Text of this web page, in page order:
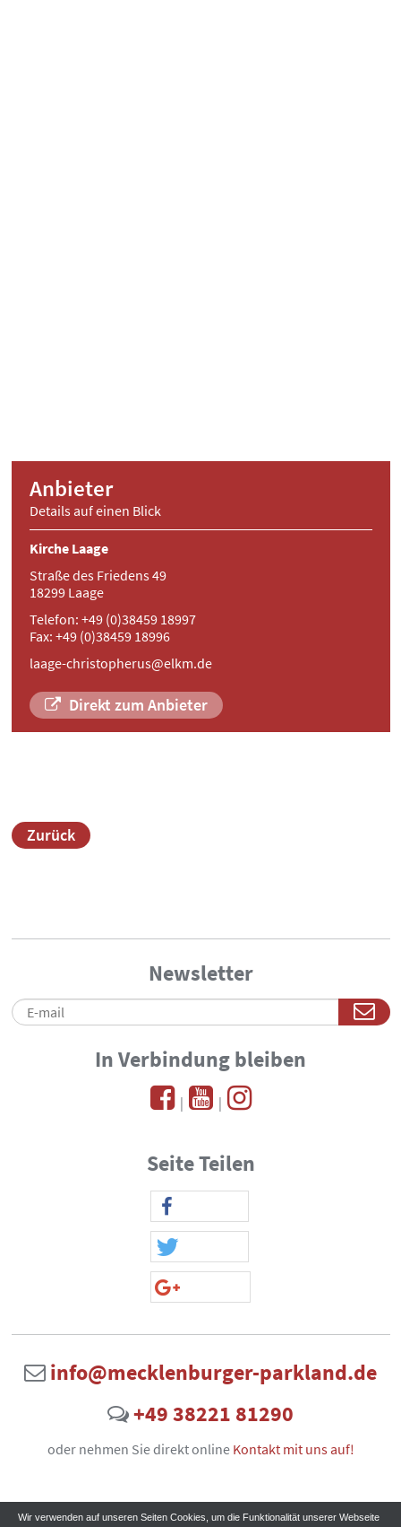
Anbieter
Details auf einen Blick
Kirche Laage
Straße des Friedens 49
18299 Laage
Telefon: +49 (0)38459 18997
Fax: +49 (0)38459 18996
laage-christopherus@elkm.de
Direkt zum Anbieter
Zurück
Newsletter
In Verbindung bleiben
| |
Seite Teilen
info@mecklenburger-parkland.de
+49 38221 81290
oder nehmen Sie direkt online Kontakt mit uns auf!
Wir verwenden auf unseren Seiten Cookies, um die Funktionalität unserer Webseite